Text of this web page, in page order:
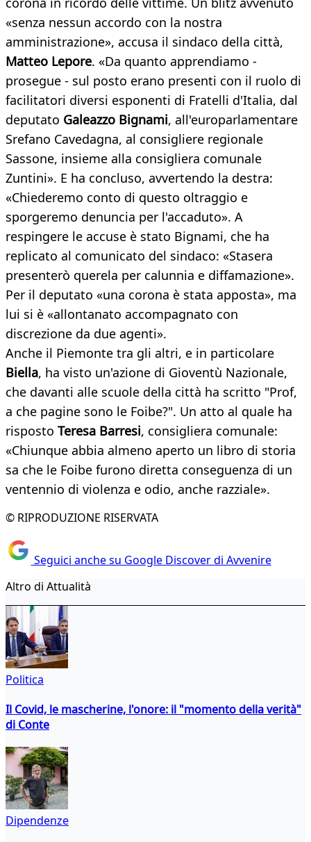
«senza nessun accordo con la nostra
amministrazione», accusa il sindaco della città,
Matteo Lepore. «Da quanto apprendiamo -
prosegue - sul posto erano presenti con il ruolo di
facilitatori diversi esponenti di Fratelli d'Italia, dal
deputato Galeazzo Bignami, all'europarlamentare
Srefano Cavedagna, al consigliere regionale
Sassone, insieme alla consigliera comunale
Zuntini». E ha concluso, avvertendo la destra:
«Chiederemo conto di questo oltraggio e
sporgeremo denuncia per l'accaduto». A
respingere le accuse è stato Bignami, che ha
replicato al comunicato del sindaco: «Stasera
presenterò querela per calunnia e diffamazione».
Per il deputato «una corona è stata apposta», ma
lui si è «allontanato accompagnato con
discrezione da due agenti».
Anche il Piemonte tra gli altri, e in particolare
Biella, ha visto un'azione di Gioventù Nazionale,
che davanti alle scuole della città ha scritto "Prof,
a che pagine sono le Foibe?". Un atto al quale ha
risposto Teresa Barresi, consigliera comunale:
«Chiunque abbia almeno aperto un libro di storia
sa che le Foibe furono diretta conseguenza di un
ventennio di violenza e odio, anche razziale».
© RIPRODUZIONE RISERVATA
Seguici anche su Google Discover di Avvenire
Altro di Attualità
Politica
Il Covid, le mascherine, l'onore: il "momento della verità"
di Conte
Dipendenze